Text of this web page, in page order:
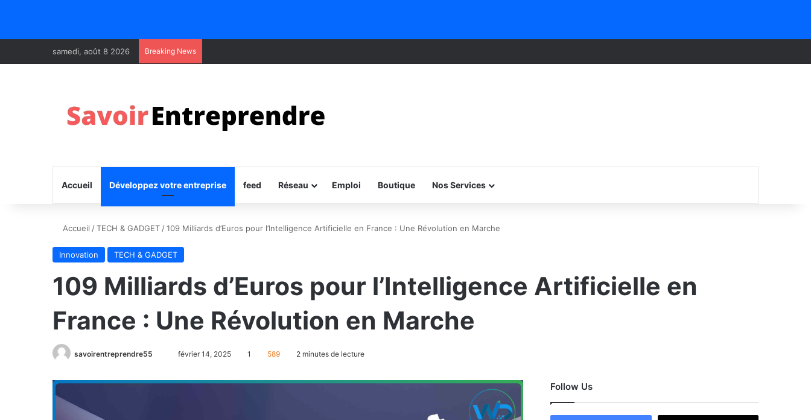
samedi, août 8 2026 Breaking News
Accueil Développez votre entreprise feed Réseau Emploi Boutique Nos Services
Accueil /TECH & GADGET /109 Milliards d’Euros pour l’Intelligence Artificielle en France : Une Révolution en Marche
Innovation TECH & GADGET
109 Milliards d’Euros pour l’Intelligence Artificielle en
France : Une Révolution en Marche
savoirentreprendre55 février 14, 2025 1 589 2 minutes de lecture
Follow Us